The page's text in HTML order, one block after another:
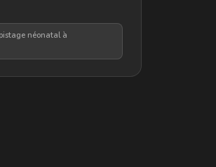
néonatal à